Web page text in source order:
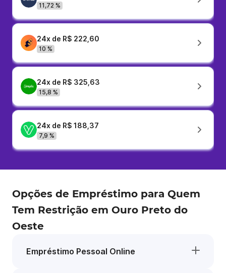
11,72 %
24x de R$ 222,60
10 %
24x de R$ 325,63
15,8 %
24x de R$ 188,37
7,9 %
Opções de Empréstimo para Quem
Tem Restrição em Ouro Preto do
Oeste
Empréstimo Pessoal Online